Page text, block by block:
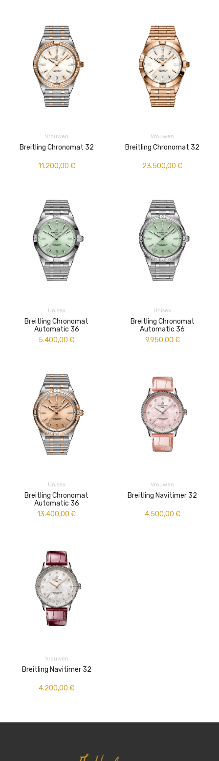
Vrouwen
Breitling Chronomat 32
11.200,00 €
Vrouwen
Breitling Chronomat 32
23.500,00 €
Unisex
Breitling Chronomat
Automatic 36
5.400,00 €
Unisex
Breitling Chronomat
Automatic 36
9.950,00 €
Unisex
Breitling Chronomat
Automatic 36
13.400,00 €
Vrouwen
Breitling Navitimer 32
4.500,00 €
Vrouwen
Breitling Navitimer 32
4.200,00 €